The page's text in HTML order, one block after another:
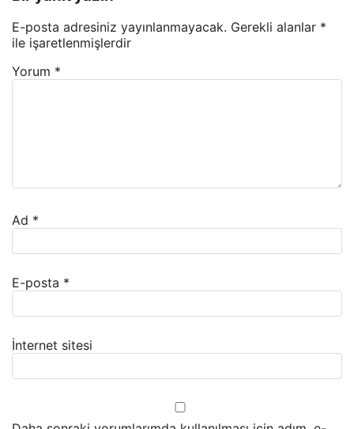
E-posta adresiniz yayınlanmayacak. Gerekli alanlar *
ile işaretlenmişlerdir
Yorum *
Ad *
E-posta *
İnternet sitesi